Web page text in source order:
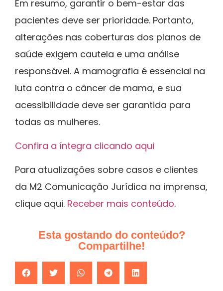
Em resumo, garantir o bem-estar das
pacientes deve ser prioridade. Portanto,
alterações nas coberturas dos planos de
saúde exigem cautela e uma análise
responsável. A mamografia é essencial na
luta contra o câncer de mama, e sua
acessibilidade deve ser garantida para
todas as mulheres.
Confira a íntegra clicando aqui
Para atualizações sobre casos e clientes
da M2 Comunicação Jurídica na imprensa,
clique aqui. Receber mais conteúdo.
Esta gostando do conteúdo?
Compartilhe!